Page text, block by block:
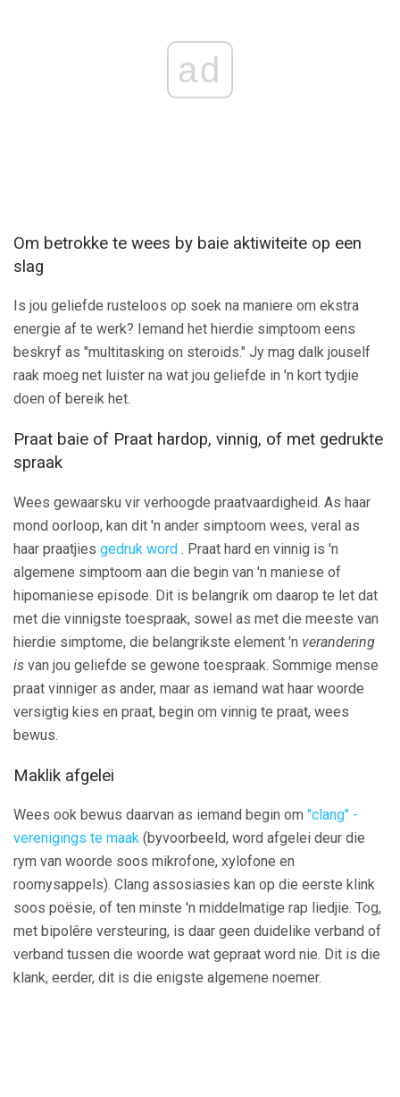
ad
Om betrokke te wees by baie aktiwiteite op een
slag
Is jou geliefde rusteloos op soek na maniere om ekstra
energie af te werk? Iemand het hierdie simptoom eens
beskryf as "multitasking on steroids." Jy mag dalk jouself
raak moeg net luister na wat jou geliefde in 'n kort tydjie
doen of bereik het.
Praat baie of Praat hardop, vinnig, of met gedrukte
spraak
Wees gewaarsku vir verhoogde praatvaardigheid. As haar
mond oorloop, kan dit 'n ander simptoom wees, veral as
haar praatjies gedruk word . Praat hard en vinnig is 'n
algemene simptoom aan die begin van 'n maniese of
hipomaniese episode. Dit is belangrik om daarop te let dat
met die vinnigste toespraak, sowel as met die meeste van
hierdie simptome, die belangrikste element 'n verandering
is van jou geliefde se gewone toespraak. Sommige mense
praat vinniger as ander, maar as iemand wat haar woorde
versigtig kies en praat, begin om vinnig te praat, wees
bewus.
Maklik afgelei
Wees ook bewus daarvan as iemand begin om "clang" -
verenigings te maak (byvoorbeeld, word afgelei deur die
rym van woorde soos mikrofone, xylofone en
roomysappels). Clang assosiasies kan op die eerste klink
soos poësie, of ten minste 'n middelmatige rap liedjie. Tog,
met bipolêre versteuring, is daar geen duidelike verband of
verband tussen die woorde wat gepraat word nie. Dit is die
klank, eerder, dit is die enigste algemene noemer.